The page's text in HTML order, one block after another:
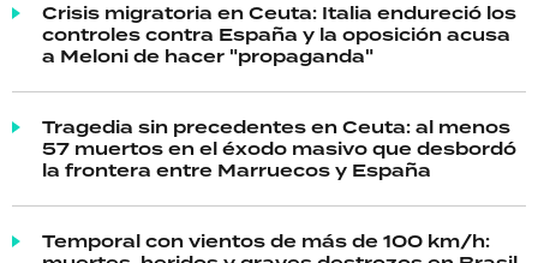
Crisis migratoria en Ceuta: Italia endureció los
controles contra España y la oposición acusa
a Meloni de hacer "propaganda"
Tragedia sin precedentes en Ceuta: al menos
57 muertos en el éxodo masivo que desbordó
la frontera entre Marruecos y España
Temporal con vientos de más de 100 km/h: